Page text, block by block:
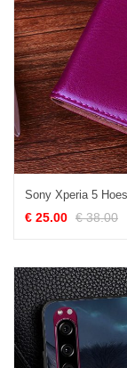
€ 25.00 € 38.00